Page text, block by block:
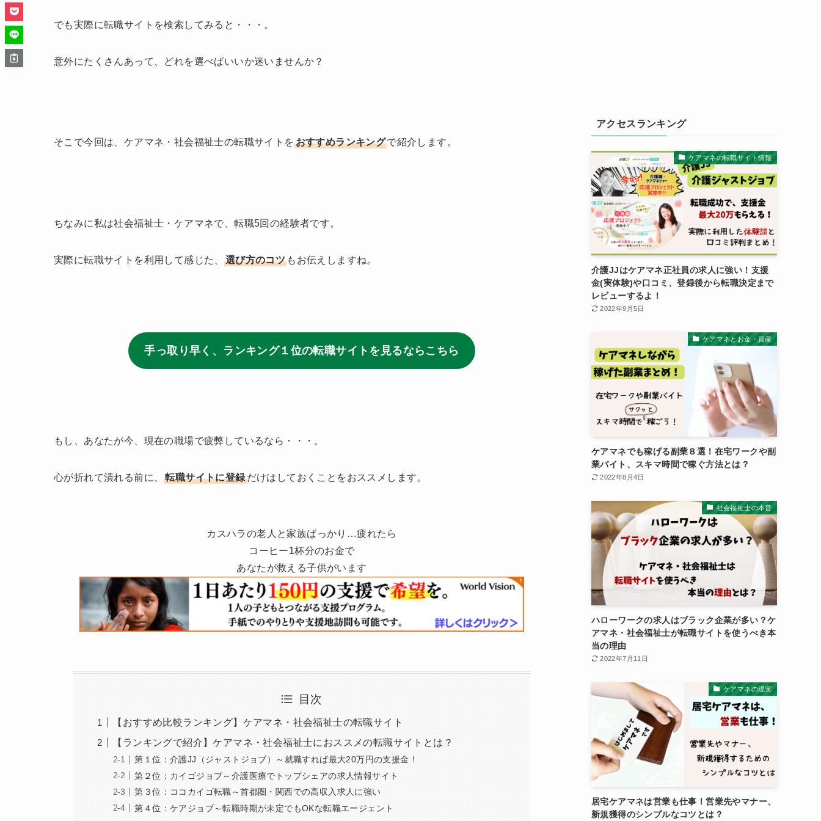
でも実際に転職サイトを検索してみると・・・。
意外にたくさんあって、どれを選べばいいか迷いませんか？
そこで今回は、ケアマネ・社会福祉士の転職サイトを おすすめランキングで紹介します。
ちなみに私は社会福祉士・ケアマネで、転職5回の経験者です。
実際に転職サイトを利用して感じた、 選び方のコツ もお伝えしますね。
手っ取り早く、ランキング１位の転職サイトを見るならこちら
もし、あなたが今、現在の職場で疲弊しているなら・・・。
心が折れて潰れる前に、転職サイトに登録だけはしておくことをおススメします。
カスハラの老人と家族ばっかり…疲れたら
コーヒー1杯分のお金で
あなたが救える子供がいます
目次
【おすすめ比較ランキング】ケアマネ・社会福祉士の転職サイト
【ランキングで紹介】ケアマネ・社会福祉士におススメの転職サイトとは？
第１位：介護JJ（ジャストジョブ）～就職すれば最大20万円の支援金！
第２位：カイゴジョブ～介護医療でトップシェアの求人情報サイト
第３位：ココカイゴ転職～首都圏・関西での高収入求人に強い
第４位：ケアジョブ～転職時期が未定でもOKな転職エージェント
アクセスランキング
ケアマネの転職サイト情報
介護JJはケアマネ正社員の求人に強い！支援
金(実体験)や口コミ、登録後から転職決定まで
レビューするよ！
2022年9月5日
ケアマネとお金・資産
ケアマネでも稼げる副業８選！在宅ワークや副
業バイト、スキマ時間で稼ぐ方法とは？
2022年8月4日
社会福祉士の本音
ハローワークの求人はブラック企業が多い？ケ
アマネ・社会福祉士が転職サイトを使うべき本
当の理由
2022年7月11日
ケアマネの現実
居宅ケアマネは営業も仕事！営業先やマナー、
新規獲得のシンプルなコツとは？